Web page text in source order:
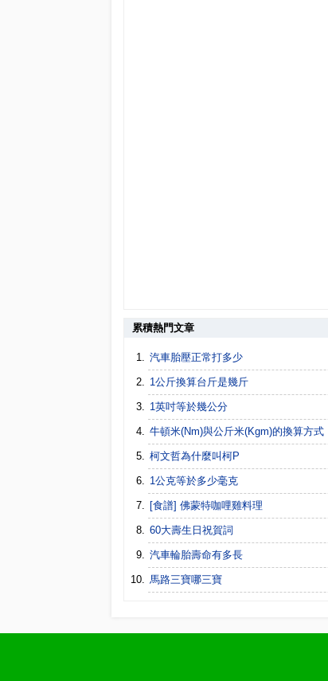
累積熱門文章
汽車胎壓正常打多少
1公斤換算台斤是幾斤
1英吋等於幾公分
牛頓米(Nm)與公斤米(Kgm)的換算方式
柯文哲為什麼叫柯P
1公克等於多少毫克
[食譜] 佛蒙特咖哩雞料理
60大壽生日祝賀詞
汽車輪胎壽命有多長
馬路三寶哪三寶